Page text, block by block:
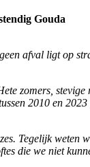
Gouda
afval ligt op
zomers,
2010 en
Tegelijk
die we niet